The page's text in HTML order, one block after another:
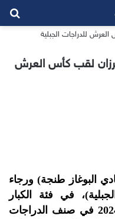
لقب كأس العرش
البوغاز طنجة) ورجاء
في فئة الكبار
والكبيرات، بلقب كأس العرڜ 2024 في صنف الدراجات